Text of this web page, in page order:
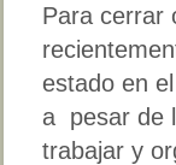
Para cerrar
estado en
a pesar de
trabajar y